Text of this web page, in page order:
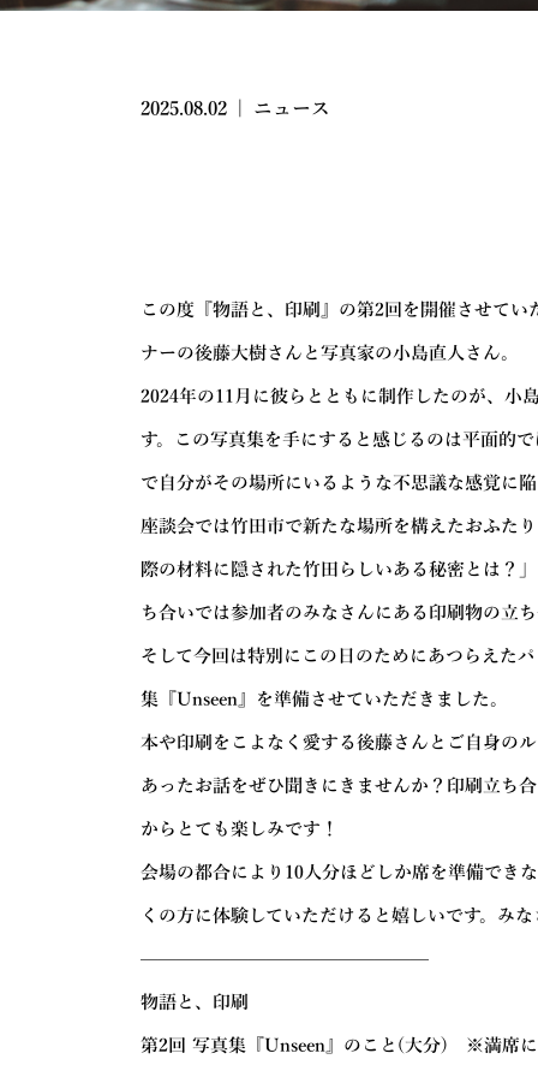
2025.08.02 ニュース
この度『物語と、印刷』の第2回を開催させて
ナーの後藤大樹さんと写真家の小島直人さん。
2024年の11月に彼らとともに制作したのが、小
す。この写真集を手にすると感じるのは平面的
で自分がその場所にいるような不思議な感覚に
座談会では竹田市で新たな場所を構えたおふた
際の材料に隠された竹田らしいある秘密とは？
ち合いでは参加者のみなさんにある印刷物の立
そして今回は特別にこの日のためにあつらえた
集『Unseen』を準備させていただきました。
本や印刷をこよなく愛する後藤さんとご自身の
あったお話をぜひ聞きにきませんか？印刷立ち
からとても楽しみです！
会場の都合により10人分ほどしか席を準備でき
くの方に体験していただけると嬉しいです。み
————————————————
物語と、印刷
第2回 写真集『Unseen』のこと(大分) ※満席